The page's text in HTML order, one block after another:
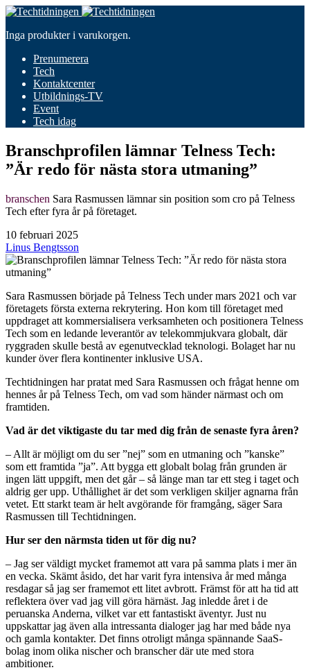
Inga produkter i varukorgen.
Prenumerera
Tech
Kontaktcenter
Utbildnings-TV
Event
Tech idag
Branschprofilen lämnar Telness Tech:
”Är redo för nästa stora utmaning”
branschen Sara Rasmussen lämnar sin position som cro på Telness
Tech efter fyra år på företaget.
10 februari 2025
Linus Bengtsson
Sara Rasmussen började på Telness Tech under mars 2021 och var
företagets första externa rekrytering. Hon kom till företaget med
uppdraget att kommersialisera verksamheten och positionera Telness
Tech som en ledande leverantör av telekommjukvara globalt, där
ryggraden skulle bestå av egenutvecklad teknologi. Bolaget har nu
kunder över flera kontinenter inklusive USA.
Techtidningen har pratat med Sara Rasmussen och frågat henne om
hennes år på Telness Tech, om vad som händer närmast och om
framtiden.
Vad är det viktigaste du tar med dig från de senaste fyra åren?
– Allt är möjligt om du ser ”nej” som en utmaning och ”kanske”
som ett framtida ”ja”. Att bygga ett globalt bolag från grunden är
ingen lätt uppgift, men det går – så länge man tar ett steg i taget och
aldrig ger upp. Uthållighet är det som verkligen skiljer agnarna från
vetet. Ett starkt team är helt avgörande för framgång, säger Sara
Rasmussen till Techtidningen.
Hur ser den närmsta tiden ut för dig nu?
– Jag ser väldigt mycket framemot att vara på samma plats i mer än
en vecka. Skämt åsido, det har varit fyra intensiva år med många
resdagar så jag ser framemot ett litet avbrott. Främst för att ha tid att
reflektera över vad jag vill göra härnäst. Jag inledde året i de
peruanska Anderna, vilket var ett fantastiskt äventyr. Just nu
uppskattar jag även alla intressanta dialoger jag har med både nya
och gamla kontakter. Det finns otroligt många spännande SaaS-
bolag inom olika nischer och branscher där ute med stora
ambitioner.